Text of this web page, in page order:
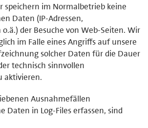
speichern im Normalbetrieb keine
Daten (IP-Adressen,
der Besuche von Web-Seiten. Wir
im Falle eines Angriffs auf unsere
solcher Daten für die Dauer
technisch sinnvollen
aktivieren.
Ausnahmefällen
Daten in Log-Files erfassen, sind